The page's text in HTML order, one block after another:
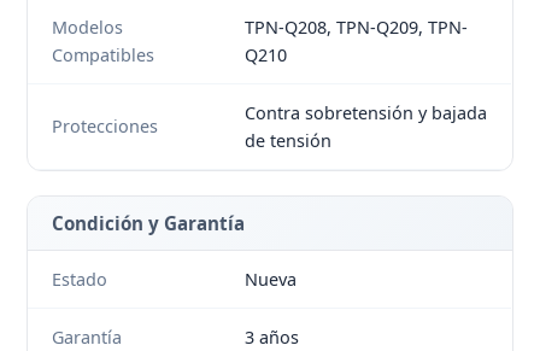
Modelos
Compatibles
TPN-Q208, TPN-Q209, TPN-
Q210
Protecciones
Contra sobretensión y bajada
de tensión
Condición y Garantía
Estado Nueva
Garantía 3 años